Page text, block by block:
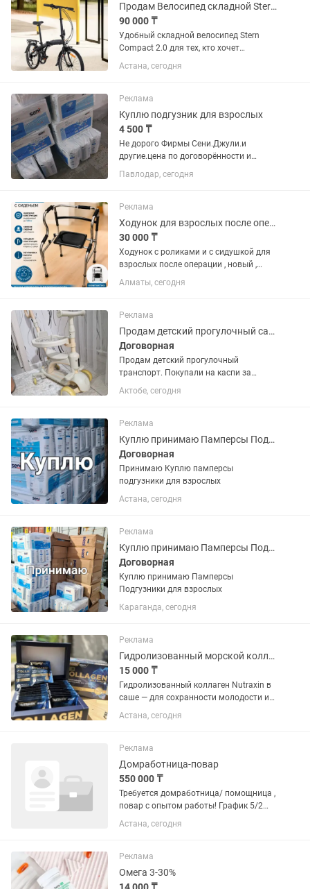
Продам Велосипед складной Stern Compact 2.0 20
90 000 ₸
Удобный складной велосипед Stern
Compact 2.0 для тех, кто хочет
передвигаться по городу, минуя
пробки. Байк можно легко взять с
городском транспорте. Трансмиссия
Shimano...
Астана, сегодня
Реклама
Куплю подгузник для взрослых
4 500 ₸
Не дорого Фирмы Сени.Джули.и
другие.цена по договорённости и
пеленку.
Павлодар, сегодня
Реклама
Ходунок для взрослых после операции с роликами с сидушкой
30 000 ₸
Ходунок с роликами и с сидушкой для
взрослых после операции , новый ,
почти даром , покупала за 45000
продам за 30000.
Алматы, сегодня
Реклама
Продам детский прогулочный самокат-беговел
Договорная
Продам детский прогулочный
транспорт. Покупали на каспи за
23000. Пользовались аккуратно.
Состояние хорошее. Управляет
катается как на беговеле. Легко
трансформировать...
Актобе, сегодня
Реклама
Куплю принимаю Памперсы Подгузники для взрослых
Договорная
Принимаю Куплю памперсы
подгузники для взрослых
Астана, сегодня
Реклама
Куплю принимаю Памперсы Подгузники для взрослых
Договорная
Куплю принимаю Памперсы
Подгузники для взрослых
Караганда, сегодня
Реклама
Гидролизованный морской коллаген Nutraxin в саше (30 пакетиков)
15 000 ₸
Гидролизованный коллаген Nutraxin в
саше — для сохранности молодости и
красоты кожи, а также поддержания
его здоровья. Гидролиз коллагена со
быстрого приготовления....
Астана, сегодня
Реклама
Домработница-повар
550 000 ₸
Требуется домработница/ помощница ,
повар с опытом работы! График 5/2
или 6/1 выходной вт, пт. В день 20000
тг. Обязанности: — уборка дома (2-х
готовка домашней еды...
Астана, сегодня
Реклама
Омега 3-30%